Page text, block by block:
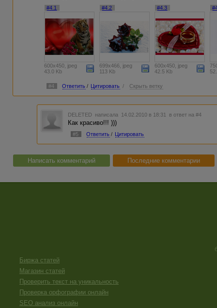
#4.1
600x450, jpeg
43.0 Kb
#4.2
699x466, jpeg
113 Kb
#4.3
600x450, jpeg
42.5 Kb
#4 Ответить / Цитировать / Скрыть ветку
DELETED написала 14.02.2010 в 18:31 в ответ на #4
Как красиво!!! )))
#5 Ответить / Цитировать
Написать комментарий Последние комментарии
Биржа статей
Магазин статей
Проверить текст на уникальность
Проверка орфографии онлайн
SEO анализ онлайн